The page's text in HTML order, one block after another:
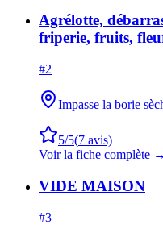
Agrélotte,
friperie, fruits,
#2
Impasse la borie
5/5(7 avis)
Voir la fiche complète →
VIDE MAISON
#3